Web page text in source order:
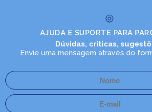
Santa Missa do XIX Congresso
da Região Sul do ECC será
aberta ao público no sábado
AJUDA E SUPORTE PARA
Dúvidas, críticas,
Envie uma mensagem através do